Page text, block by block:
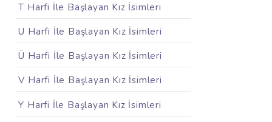
T Harfi İle Başlayan Kız İsimleri
U Harfi İle Başlayan Kız İsimleri
Ü Harfi İle Başlayan Kız İsimleri
V Harfi İle Başlayan Kız İsimleri
Y Harfi İle Başlayan Kız İsimleri